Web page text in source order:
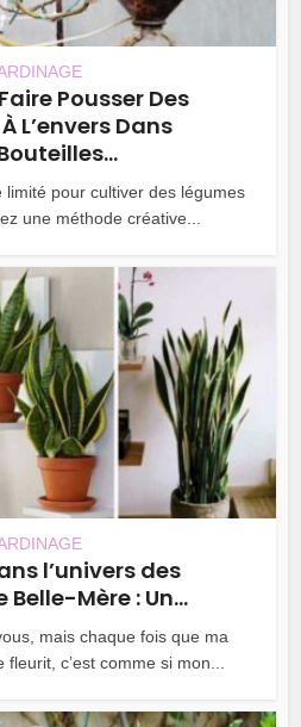
Pousser Des
L’envers Dans
limité pour cultiver des légumes
une méthode créative...
l’univers des
Belle-Mère : Un...
mais chaque fois que ma
c’est comme si mon...